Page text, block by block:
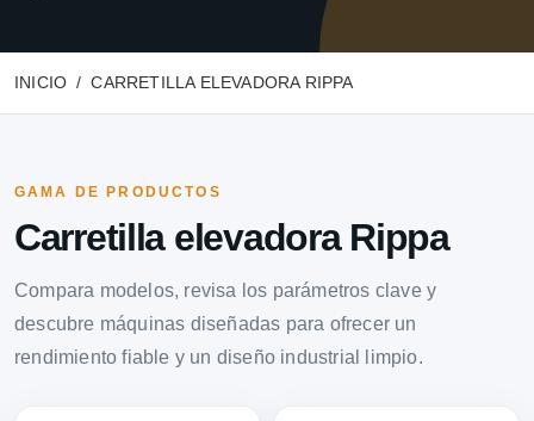
INICIO CARRETILLA ELEVADORA RIPPA
GAMA DE PRODUCTOS
Carretilla elevadora Rippa
Compara modelos, revisa los parámetros clave y
descubre máquinas diseñadas para ofrecer un
rendimiento fiable y un diseño industrial limpio.